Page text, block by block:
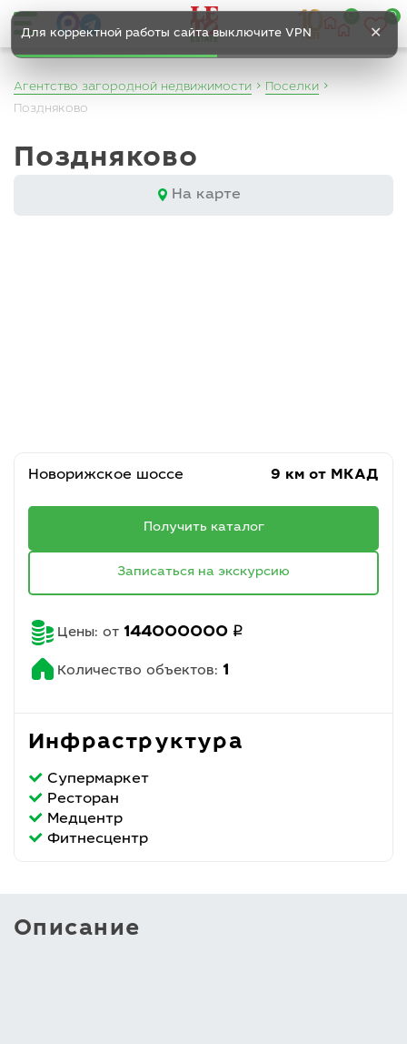
Для корректной работы сайта выключите VPN ✕
0
Агентство загородной недвижимости
Поселки
Поздняково
Поздняково
На карте
Новорижское шоссе 9 км от МКАД
Получить каталог
Записаться на экскурсию
Цены: от 144000000 q
Количество объектов: 1
Инфраструктура
Супермаркет
Ресторан
Медцентр
Фитнесцентр
Описание